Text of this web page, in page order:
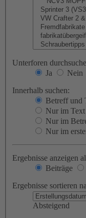
Unterforen
Ja
Nein
Innerhalb suchen:
Betreff und
Nur im
Nur im
Nur im
Ergebnisse anzeigen
Beiträge
Ergebnisse sortieren
Absteigend